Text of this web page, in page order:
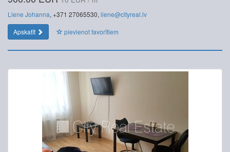
Liene Johanna, +371 27065530, liene@cityreal.lv
Apskatīt
pievienot favorītiem